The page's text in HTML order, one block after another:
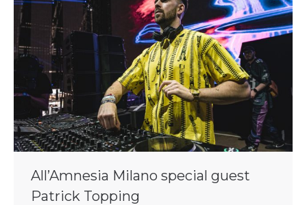
All’Amnesia Milano special guest
Patrick Topping